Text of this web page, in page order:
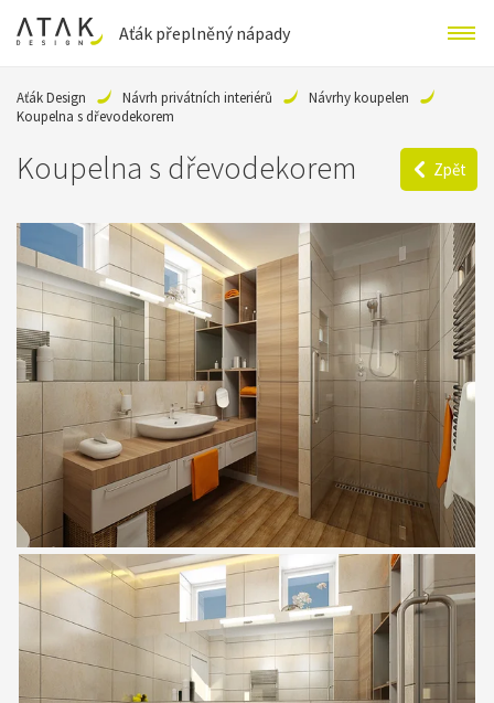
Aťák přeplněný nápady
Aťák Design Návrh privátních interiérů
Návrhy koupelen
Koupelna s dřevodekorem
Koupelna s dřevodekorem Zpět